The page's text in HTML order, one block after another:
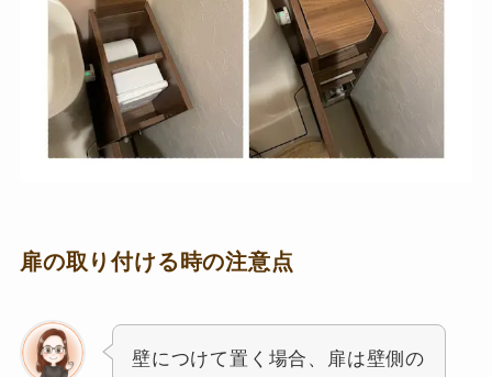
扉の取り付ける時の注意点
壁につけて置く場合、扉は壁側の